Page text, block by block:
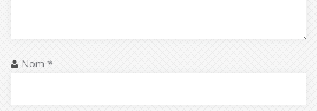
Nom *